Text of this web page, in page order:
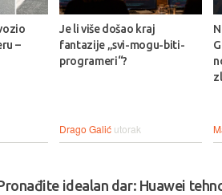
–
Je li više došao kraj
fantazije „svi-mogu-biti-
programeri“?
Drago Galić utorak
idealan dar: Huawei